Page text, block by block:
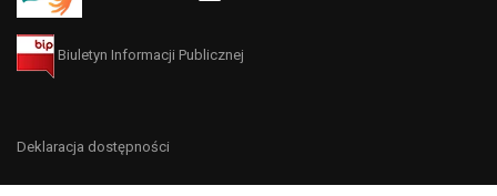
Biuletyn Informacji Publicznej
Deklaracja dostępności